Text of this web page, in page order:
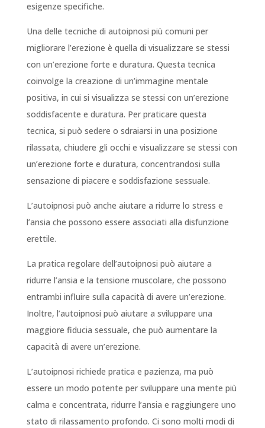
esigenze specifiche.
Una delle tecniche di autoipnosi più comuni per
migliorare l’erezione è quella di visualizzare se stessi
con un’erezione forte e duratura. Questa tecnica
coinvolge la creazione di un’immagine mentale
positiva, in cui si visualizza se stessi con un’erezione
soddisfacente e duratura. Per praticare questa
tecnica, si può sedere o sdraiarsi in una posizione
rilassata, chiudere gli occhi e visualizzare se stessi con
un’erezione forte e duratura, concentrandosi sulla
sensazione di piacere e soddisfazione sessuale.
L’autoipnosi può anche aiutare a ridurre lo stress e
l’ansia che possono essere associati alla disfunzione
erettile.
La pratica regolare dell’autoipnosi può aiutare a
ridurre l’ansia e la tensione muscolare, che possono
entrambi influire sulla capacità di avere un’erezione.
Inoltre, l’autoipnosi può aiutare a sviluppare una
maggiore fiducia sessuale, che può aumentare la
capacità di avere un’erezione.
L’autoipnosi richiede pratica e pazienza, ma può
essere un modo potente per sviluppare una mente più
calma e concentrata, ridurre l’ansia e raggiungere uno
stato di rilassamento profondo. Ci sono molti modi di